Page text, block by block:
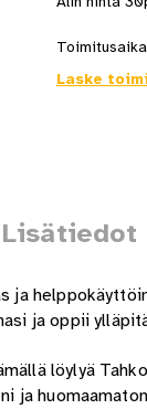
Laske
Lisätiedot
ja
ja oppii
löylyä
ja